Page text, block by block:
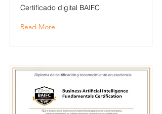
Certificado digital BAIFC
Read More